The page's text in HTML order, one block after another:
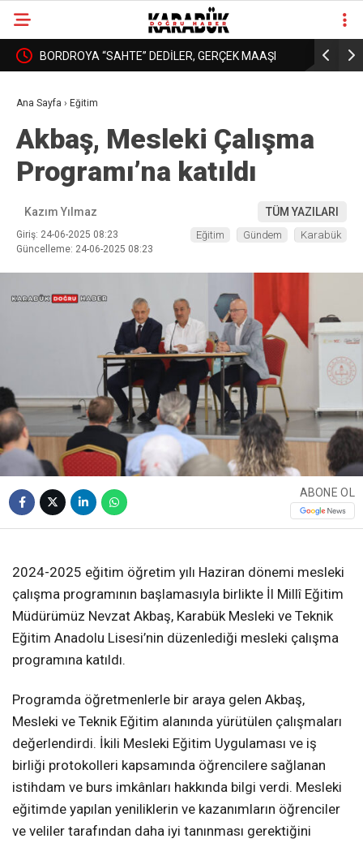
YURT BORDROYA “SAHTE” DEDİLER, GERÇEK MAAŞI
Ana Sayfa › Eğitim
Akbaş, Mesleki Çalışma
Programı’na katıldı
Kazım Yılmaz TÜM YAZILARI
Giriş: 24-06-2025 08:23
Güncelleme: 24-06-2025 08:23
Eğitim Gündem Karabük
ABONE OL
2024-2025 eğitim öğretim yılı Haziran dönemi mesleki
çalışma programının başlamasıyla birlikte İl Millî Eğitim
Müdürümüz Nevzat Akbaş, Karabük Mesleki ve Teknik
Eğitim Anadolu Lisesi’nin düzenlediği mesleki çalışma
programına katıldı.
Programda öğretmenlerle bir araya gelen Akbaş,
Mesleki ve Teknik Eğitim alanında yürütülen çalışmaları
değerlendirdi. İkili Mesleki Eğitim Uygulaması ve iş
birliği protokolleri kapsamında öğrencilere sağlanan
istihdam ve burs imkânları hakkında bilgi verdi. Mesleki
eğitimde yapılan yeniliklerin ve kazanımların öğrenciler
ve veliler tarafından daha iyi tanınması gerektiğini